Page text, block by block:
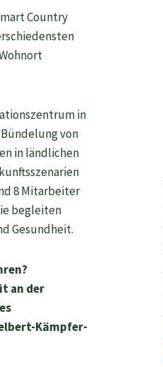
Country
in
von
in ländlichen
8 Mitarbeiter
begleiten
Gesundheit.
an der
Kämpfer-